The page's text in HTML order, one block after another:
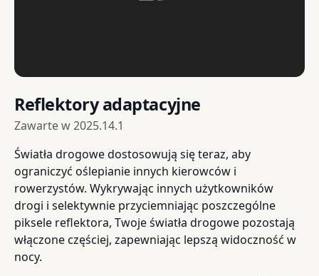
Reflektory adaptacyjne
Zawarte w2025.14.1
Światła drogowe dostosowują się teraz, aby
ograniczyć oślepianie innych kierowców i
rowerzystów. Wykrywając innych użytkowników
drogi i selektywnie przyciemniając poszczególne
piksele reflektora, Twoje światła drogowe pozostają
włączone częściej, zapewniając lepszą widoczność w
nocy.